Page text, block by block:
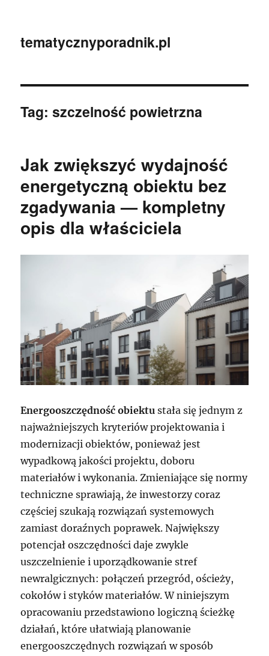
tematycznyporadnik.pl
Tag:szczelność powietrzna
Jak zwiększyć wydajność
energetyczną obiektu bez
zgadywania — kompletny
opis dla właściciela
Energooszczędność obiektu stała się jednym z
najważniejszych kryteriów projektowania i
modernizacji obiektów, ponieważ jest
wypadkową jakości projektu, doboru
materiałów i wykonania. Zmieniające się normy
techniczne sprawiają, że inwestorzy coraz
częściej szukają rozwiązań systemowych
zamiast doraźnych poprawek. Największy
potencjał oszczędności daje zwykle
uszczelnienie i uporządkowanie stref
newralgicznych: połączeń przegród, ościeży,
cokołów i styków materiałów. W niniejszym
opracowaniu przedstawiono logiczną ścieżkę
działań, które ułatwiają planowanie
energooszczędnych rozwiązań w sposób